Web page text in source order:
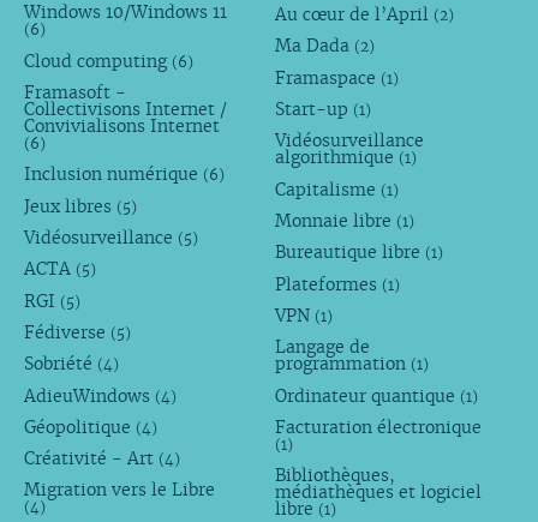
Windows 10/Windows 11
(6)
Cloud computing (6)
Framasoft -
Collectivisons Internet /
Convivialisons Internet
(6)
Inclusion numérique (6)
Jeux libres (5)
Vidéosurveillance (5)
ACTA (5)
RGI (5)
Fédiverse (5)
Sobriété (4)
AdieuWindows (4)
Géopolitique (4)
Créativité - Art (4)
Migration vers le Libre
(4)
Au cœur de l’April (2)
Ma Dada (2)
Framaspace (1)
Start-up (1)
Vidéosurveillance
algorithmique (1)
Capitalisme (1)
Monnaie libre (1)
Bureautique libre (1)
Plateformes (1)
VPN (1)
Langage de
programmation (1)
Ordinateur quantique (1)
Facturation électronique
(1)
Bibliothèques,
médiathèques et logiciel
libre (1)